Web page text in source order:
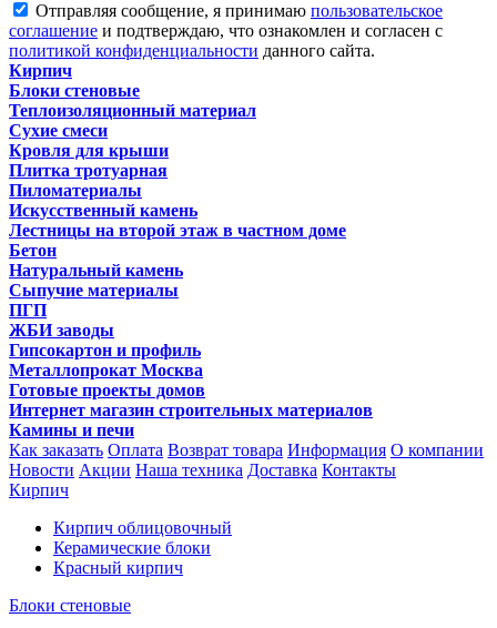
Отправляя сообщение, я принимаю пользовательское
соглашение и подтверждаю, что ознакомлен и согласен с
политикой конфиденциальности данного сайта.
Кирпич
Блоки стеновые
Теплоизоляционный материал
Сухие смеси
Кровля для крыши
Плитка тротуарная
Пиломатериалы
Искусственный камень
Лестницы на второй этаж в частном доме
Бетон
Натуральный камень
Сыпучие материалы
ПГП
ЖБИ заводы
Гипсокартон и профиль
Металлопрокат Москва
Готовые проекты домов
Интернет магазин строительных материалов
Камины и печи
Как заказать Оплата Возврат товара Информация О компании
Новости Акции Наша техника Доставка Контакты
Кирпич
Кирпич облицовочный
Керамические блоки
Красный кирпич
Блоки стеновые